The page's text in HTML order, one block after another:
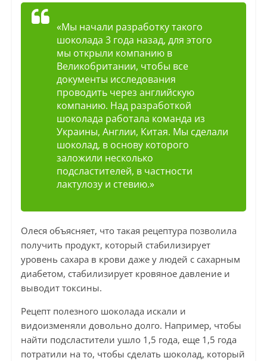
«Мы начали разработку такого
шоколада 3 года назад, для этого
мы открыли компанию в
Великобритании, чтобы все
документы исследования
проводить через английскую
компанию. Над разработкой
шоколада работала команда из
Украины, Англии, Китая. Мы сделали
шоколад, в основу которого
заложили несколько
подсластителей, в частности
лактулозу и стевию.»
Олеся объясняет, что такая рецептура позволила
получить продукт, который стабилизирует
уровень сахара в крови даже у людей с сахарным
диабетом, стабилизирует кровяное давление и
выводит токсины.
Рецепт полезного шоколада искали и
видоизменяли довольно долго. Например, чтобы
найти подсластители ушло 1,5 года, еще 1,5 года
потратили на то, чтобы сделать шоколад, который